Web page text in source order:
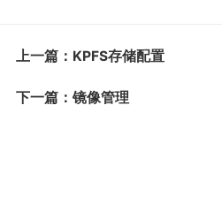
上一篇：KPFS存储配置
下一篇：镜像管理